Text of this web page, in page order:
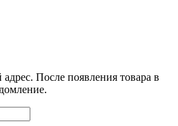
После появления товара в